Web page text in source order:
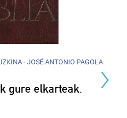
›
- JOSÉ ANTONIO PAGOLA
gure elkarteak.